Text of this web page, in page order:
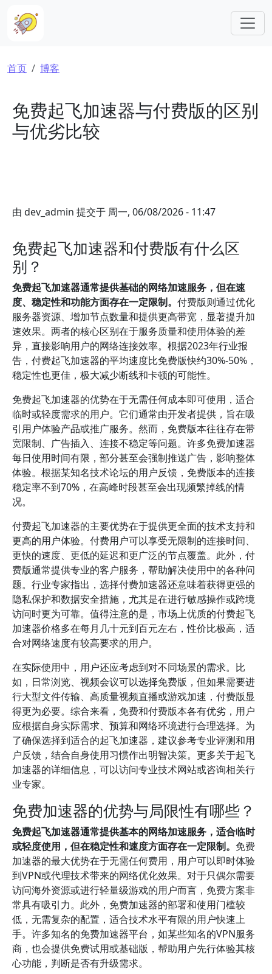
面包屑
首页 博客
免费起飞加速器与付费版的区别
与优劣比较
由 dev_admin 提交于 周一, 06/08/2026 - 11:47
免费起飞加速器和付费版有什么区
别？
免费起飞加速器通常提供基础的网络加速服务，但在速
度、稳定性和功能方面存在一定限制。 付费版则通过优化
服务器资源、增加节点数量和提供更高带宽，显著提升加
速效果。两者的核心区别在于服务质量和使用体验的差
异，直接影响用户的网络连接效率。根据2023年行业报
告，付费起飞加速器的平均速度比免费版快约30%-50%，
稳定性也更佳，极大减少断线和卡顿的可能性。
免费起飞加速器的优势在于无需任何成本即可使用，适合
临时或轻度需求的用户。它们通常由开发者提供，旨在吸
引用户体验产品或推广服务。然而，免费版本往往存在带
宽限制、广告插入、连接不稳定等问题。许多免费加速器
每日使用时间有限，部分甚至会强制推送广告，影响整体
体验。根据某知名技术论坛的用户反馈，免费版本的连接
稳定率不到70%，在高峰时段甚至会出现频繁掉线的情
况。
付费起飞加速器的主要优势在于提供更全面的技术支持和
更高的用户体验。付费用户可以享受无限制的连接时间、
更快的速度、更低的延迟和更广泛的节点覆盖。此外，付
费版通常提供专业的客户服务，帮助解决使用中的各种问
题。行业专家指出，选择付费加速器还意味着获得更强的
隐私保护和数据安全措施，尤其是在进行敏感操作或跨境
访问时更为可靠。值得注意的是，市场上优质的付费起飞
加速器价格多在每月几十元到百元左右，性价比极高，适
合对网络速度有较高要求的用户。
在实际使用中，用户还应考虑到对不同场景的需求。比
如，日常浏览、视频会议可以选择免费版，但如果需要进
行大型文件传输、高质量视频直播或游戏加速，付费版显
得更为必要。综合来看，免费和付费版本各有优劣，用户
应根据自身实际需求、预算和网络环境进行合理选择。为
了确保选择到适合的起飞加速器，建议参考专业评测和用
户反馈，结合自身使用习惯作出明智决策。更多关于起飞
加速器的详细信息，可以访问专业技术网站或咨询相关行
业专家。
免费加速器的优势与局限性有哪些？
免费起飞加速器通常提供基本的网络加速服务，适合临时
或轻度使用，但在稳定性和速度方面存在一定限制。 免费
加速器的最大优势在于无需任何费用，用户可以即时体验
到VPN或代理技术带来的网络优化效果。对于只偶尔需要
访问海外资源或进行轻量级游戏的用户而言，免费方案非
常具有吸引力。此外，免费加速器的部署和使用门槛较
低，无需复杂的配置，适合技术水平有限的用户快速上
手。许多知名的免费加速器平台，如某些知名的VPN服务
商，也会提供免费试用或基础版，帮助用户先行体验其核
心功能，判断是否有升级需求。